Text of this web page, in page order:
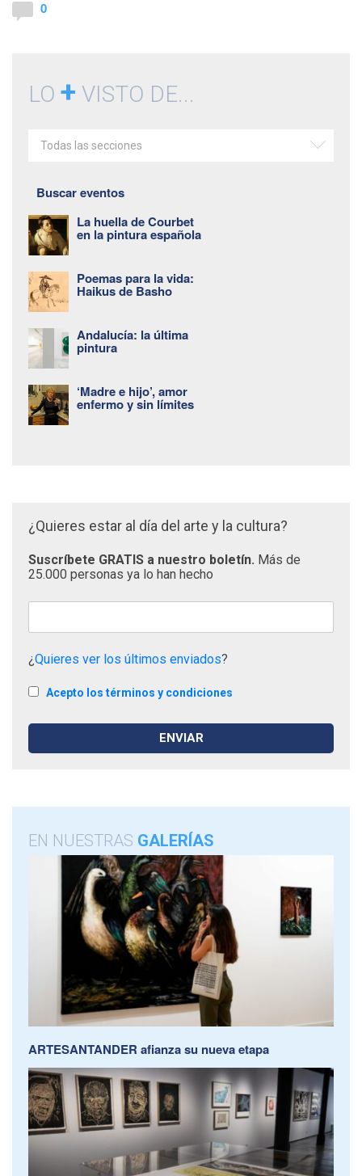
0
LO + VISTO DE...
Todas las secciones
Buscar eventos
La huella de Courbet
en la pintura española
Poemas para la vida:
Haikus de Basho
Andalucía: la última
pintura
‘Madre e hijo’, amor
enfermo y sin límites
¿Quieres estar al día del arte y la cultura?
Suscríbete GRATIS a nuestro boletín. Más de
25.000 personas ya lo han hecho
¿Quieres ver los últimos enviados?
Acepto los términos y condiciones
EN NUESTRAS GALERÍAS
ARTESANTANDER afianza su nueva etapa